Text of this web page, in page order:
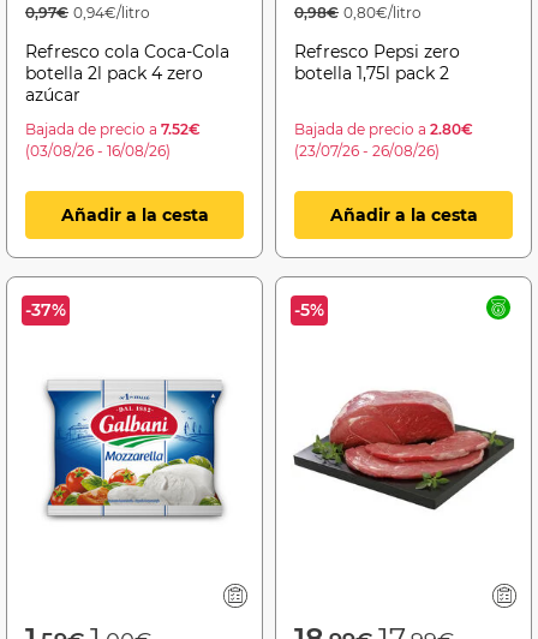
0,97€ 0,94€/litro
Refresco cola Coca-Cola
botella 2l pack 4 zero
azúcar
Bajada de precio a 7.52€
(03/08/26 - 16/08/26)
Añadir a la cesta
0,98€ 0,80€/litro
Refresco Pepsi zero
botella 1,75l pack 2
Bajada de precio a 2.80€
(23/07/26 - 26/08/26)
Añadir a la cesta
-37% -5%